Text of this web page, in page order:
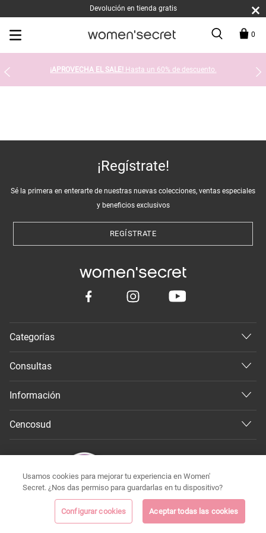
Devolución en tienda gratis
0
¡APROVECHA EL SALE! Hasta un 60% de descuento.
¡Regístrate!
Sé la primera en enterarte de nuestras nuevas colecciones, ventas especiales
y beneficios exclusivos
REGÍSTRATE
Categorías
Consultas
Información
Cencosud
Todos los derechos reservados 2026 ©
Usamos cookies para mejorar tu experiencia en Women'
Secret. ¿Nos das permiso para guardarlas en tu dispositivo?
Configurar cookies Aceptar todas las cookies